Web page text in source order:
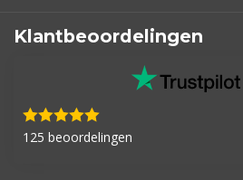
Klantbeoordelingen
125 beoordelingen